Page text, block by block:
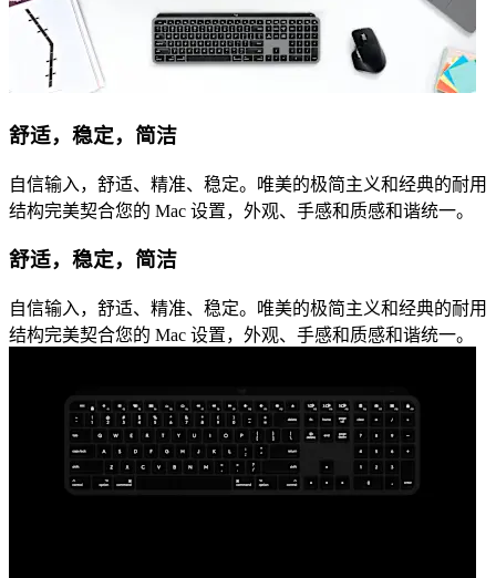
舒适，稳定，简洁
自信输入，舒适、精准、稳定。唯美的极简主义和经典的耐用
结构完美契合您的 Mac 设置，外观、手感和质感和谐统一。
舒适，稳定，简洁
自信输入，舒适、精准、稳定。唯美的极简主义和经典的耐用
结构完美契合您的 Mac 设置，外观、手感和质感和谐统一。